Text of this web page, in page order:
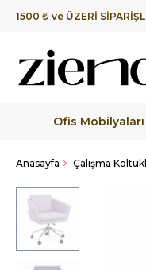
1500 ₺ ve ÜZERİ
Ofis Mobilyaları
Anasayfa Çalışma